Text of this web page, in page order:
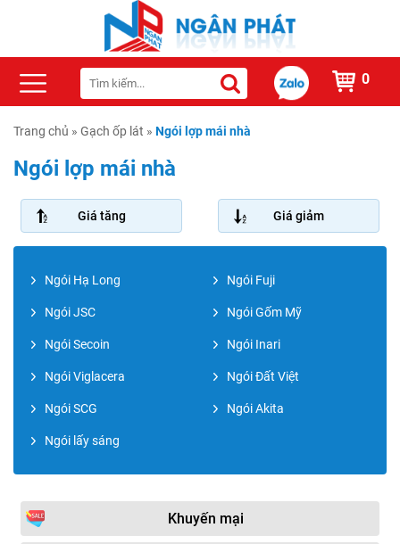
0
Trang chủ » Gạch ốp lát » Ngói lợp mái nhà
Ngói lợp mái nhà
Giá tăng Giá giảm
Ngói Hạ Long Ngói Fuji
Ngói JSC Ngói Gốm Mỹ
Ngói Secoin Ngói Inari
Ngói Viglacera Ngói Đất Việt
Ngói SCG Ngói Akita
Ngói lấy sáng
Khuyến mại